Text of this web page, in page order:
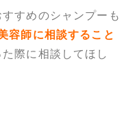
すめのシャンプーも
容師に相談すること
際に相談してほし